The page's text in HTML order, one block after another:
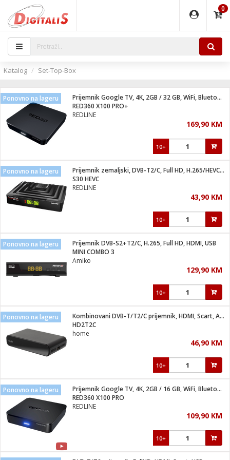
0
...
aparati
kafu
pribor
i pribor
program
/ G4
svjetla
grla
materijal
i oprema
zraka
- Analogija
- IP
IP kamere
brave
Katalog Set-Top-Box
Ponovno na lageru
Prijemnik Google TV, 4K, 2GB / 32 GB, WiFi, Bluetooth, LAN
RED360 X100 PRO+
REDLINE
169,90 KM
10+
Ponovno na lageru
Prijemnik zemaljski, DVB-T2/C, Full HD, H.265/HEVC, WiFi
S30 HEVC
REDLINE
43,90 KM
10+
Ponovno na lageru
Prijemnik DVB-S2+T2/C, H.265, Full HD, HDMI, USB
MINI COMBO 3
Amiko
129,90 KM
10+
Ponovno na lageru
Kombinovani DVB-T/T2/C prijemnik, HDMI, Scart, AUX, USB
HD2T2C
home
46,90 KM
10+
Ponovno na lageru
Prijemnik Google TV, 4K, 2GB / 16 GB, WiFi, Bluetooth, LAN
RED360 X100 PRO
REDLINE
109,90 KM
10+